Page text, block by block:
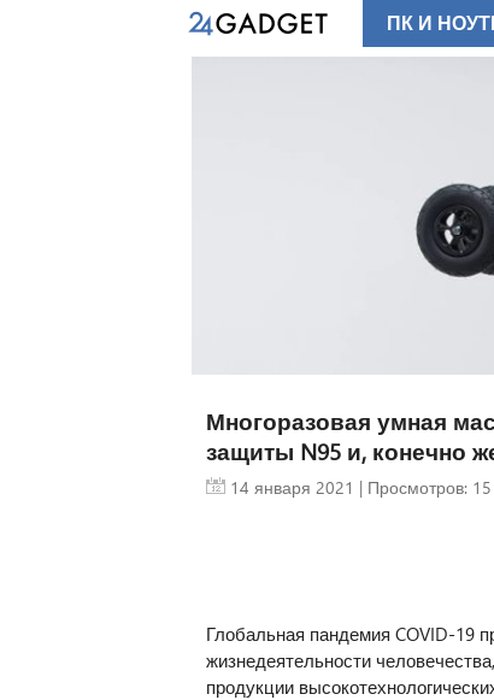
Многоразовая умная
защиты N95 и, конечно
14 января 2021 | Просмотров:
Глобальная пандемия COVID-19
жизнедеятельности
продукции
ПК И